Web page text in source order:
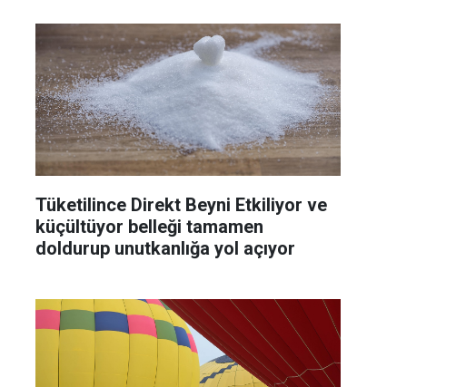
Tüketilince Direkt Beyni Etkiliyor ve
küçültüyor belleği tamamen
doldurup unutkanlığa yol açıyor